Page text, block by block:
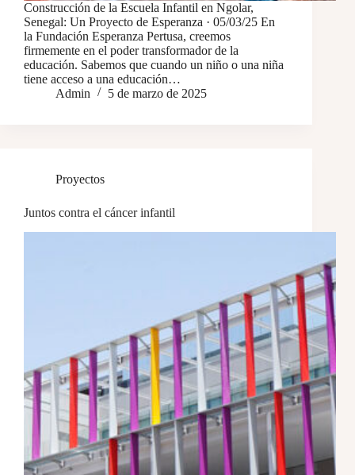
Construcción de la Escuela Infantil en Ngolar,
Senegal: Un Proyecto de Esperanza · 05/03/25 En
la Fundación Esperanza Pertusa, creemos
firmemente en el poder transformador de la
educación. Sabemos que cuando un niño o una niña
tiene acceso a una educación…
Admin
5 de marzo de 2025
Proyectos
Juntos contra el cáncer infantil